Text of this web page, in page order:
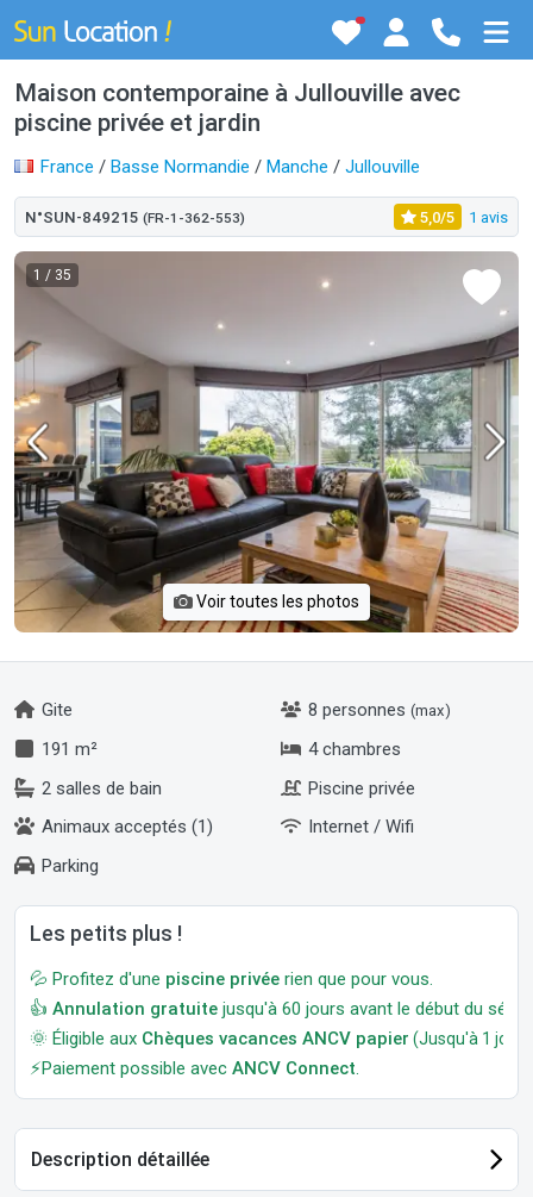
Maison contemporaine à Jullouville avec
piscine privée et jardin
France / Basse Normandie / Manche / Jullouville
N°SUN-849215 (FR-1-362-553) 5,0/5 1 avis
1 / 35
Voir toutes les photos
Gite 8 personnes (max)
191 m²
4 chambres
2 salles de bain
Piscine privée
Animaux acceptés (1)
Internet / Wifi
Parking
Les petits plus !
💦 Profitez d'une piscine privée rien que pour vous.
👍 Annulation gratuite jusqu'à 60 jours avant le début du
🌞 Éligible aux Chèques vacances ANCV papier (Jusqu'à 1 jour
⚡Paiement possible avec ANCV Connect.
Description détaillée